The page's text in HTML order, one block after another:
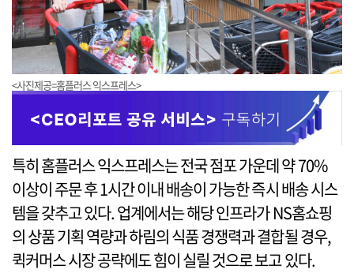
<사진제공=홈플러스 익스프레스>
특히 홈플러스 익스프레스는 전국 점포 가운데 약 70%
이상이 주문 후 1시간 이내 배송이 가능한 즉시 배송 시스
템을 갖추고 있다. 업계에서는 해당 인프라가 NS홈쇼핑
의 상품 기획 역량과 하림의 식품 경쟁력과 결합될 경우,
퀵커머스 시장 공략에도 힘이 실릴 것으로 보고 있다.